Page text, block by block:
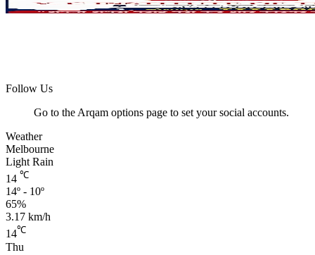
Follow Us
Go to the Arqam options page to set your social accounts.
Weather
Melbourne
Light Rain
14 ℃
14º - 10º
65%
3.17 km/h
14℃
Thu